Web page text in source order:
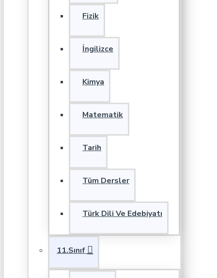
Fizik
İngilizce
Kimya
Matematik
Tarih
Tüm Dersler
Türk Dili Ve Edebiyatı
11.Sınıf